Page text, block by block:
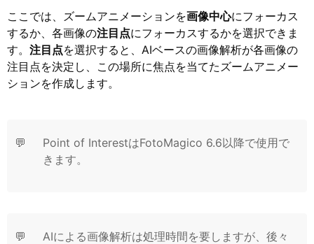
ここでは、ズームアニメーションを画像中心にフォーカス
するか、各画像の注目点にフォーカスするかを選択できま
す。 注目点を選択すると、AIベースの画像解析が各画像の
注目点を決定し、この場所に焦点を当てたズームアニメー
ションを作成します。
💬
Point of InterestはFotoMagico 6.6以降で使用で
きます。
💬
AIによる画像解析は処理時間を要しますが、後々